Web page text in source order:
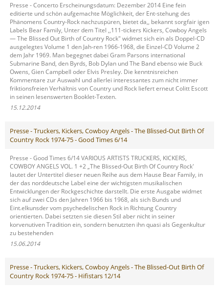
Presse - Concerto Erscheinungsdatum: Dezember 2014 Eine fein
editierte und schön aufgemachte Möglichkeit, der Ent-stehung des
Phänomens Country-Rock nachzuspüren, bietet da,, bekannt sorgfair igen
Labels Bear Family, Unter dem Titel ,,111-tickers Kickers, Cowboy Angels
— The Blissed Out Birth of Country Rock" widmet sich ein als Doppel-CD
ausgelegtes Volume 1 den Jah-ren 1966-1968, die Einzel-CD Volume 2
dem Jahr 1969. Man begegnet dabei Gram Parsons international
Submarine Band, den Byrds, Bob Dylan und The Band ebenso wie Buck
Owens, Gien Campbell oder Elvis Presley. Die kenntnisreichen
Kommentare zur Auswahl und allerlei interessantes zum nicht immer
friktionsfreien Verhältnis von Country und Rock liefert erneut Colitt Escott
in seinen lesenswerten Booklet-Texten.
15.12.2014
Presse - Truckers, Kickers, Cowboy Angels - The Blissed-Out Birth Of
Country Rock 1974-75 - Good Times 6/14
Presse - Good Times 6/14 VARIOUS ARTISTS TRUCKERS, KICKERS,
COWBOY ANGELS VOL. 1 +2 „The Blissed-Out Birth Of Country Rock'
lautet der Untertitel dieser neuen Reihe aus dem Hause Bear Family, in
der das norddeutsche Label eine der wichtigsten musikalischen
Entwicklungen der Rockgeschichte darstellt. Die erste Ausgabe widmet
sich auf zwei CDs den Jahren 1966 bis 1968, als sich Bunds und
Eint.elkunsder vom psychedelischen Rock in Richtung Country
orientierten. Dabei setzten sie diesen Stil aber nicht in seiner
korvenutiven Tradition ein, sondern benutzten ihn quasi als Gegenkultur
zu bestehenden
15.06.2014
Presse - Truckers, Kickers, Cowboy Angels - The Blissed-Out Birth Of
Country Rock 1974-75 - Hifistars 12/14